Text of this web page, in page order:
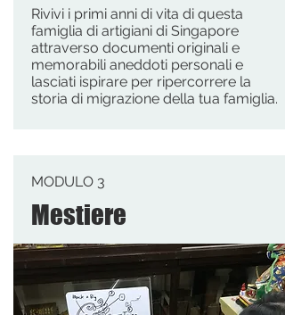
Rivivi i primi anni di vita di questa
famiglia di artigiani di Singapore
attraverso documenti originali e
memorabili aneddoti personali e
lasciati ispirare per ripercorrere la
storia di migrazione della tua famiglia.
MODULO 3
Mestiere